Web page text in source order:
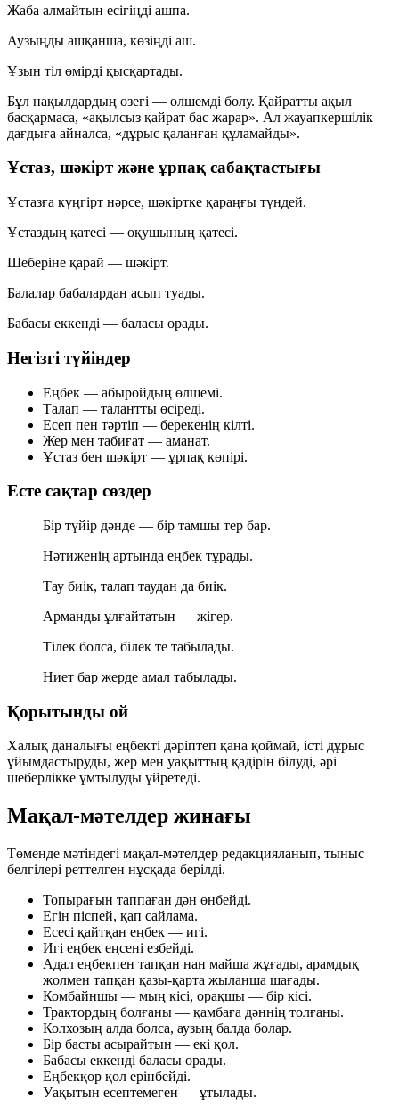
Жаба алмайтын есігіңді ашпа.
Аузыңды ашқанша, көзіңді аш.
Ұзын тіл өмірді қысқартады.
Бұл нақылдардың өзегі — өлшемді болу. Қайратты ақыл
басқармаса, «ақылсыз қайрат бас жарар». Ал жауапкершілік
дағдыға айналса, «дұрыс қаланған құламайды».
Ұстаз, шәкірт және ұрпақ сабақтастығы
Ұстазға күңгірт нәрсе, шәкіртке қараңғы түндей.
Ұстаздың қатесі — оқушының қатесі.
Шеберіне қарай — шәкірт.
Балалар бабалардан асып туады.
Бабасы еккенді — баласы орады.
Негізгі түйіндер
Еңбек — абыройдың өлшемі.
Талап — талантты өсіреді.
Есеп пен тәртіп — берекенің кілті.
Жер мен табиғат — аманат.
Ұстаз бен шәкірт — ұрпақ көпірі.
Есте сақтар сөздер
Бір түйір дәнде — бір тамшы тер бар.
Нәтиженің артында еңбек тұрады.
Тау биік, талап таудан да биік.
Арманды ұлғайтатын — жігер.
Тілек болса, білек те табылады.
Ниет бар жерде амал табылады.
Қорытынды ой
Халық даналығы еңбекті дәріптеп қана қоймай, істі дұрыс
ұйымдастыруды, жер мен уақыттың қадірін білуді, әрі
шеберлікке ұмтылуды үйретеді.
Мақал-мәтелдер жинағы
Төменде мәтіндегі мақал-мәтелдер редакцияланып, тыныс
белгілері реттелген нұсқада берілді.
Топырағын таппаған дән өнбейді.
Егін піспей, қап сайлама.
Есесі қайтқан еңбек — игі.
Игі еңбек еңсені езбейді.
Адал еңбекпен тапқан нан майша жұғады, арамдық
жолмен тапқан қазы-қарта жыланша шағады.
Комбайншы — мың кісі, орақшы — бір кісі.
Трактордың болғаны — қамбаға дәннің толғаны.
Колхозың алда болса, аузың балда болар.
Бір басты асырайтын — екі қол.
Бабасы еккенді баласы орады.
Еңбекқор қол ерінбейді.
Уақытын есептемеген — ұтылады.